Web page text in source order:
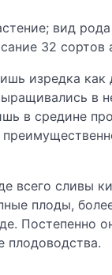
вид
32 сортов
изредка как
в
в средине
всего сливы
плоды,
Постепенно
плодоводства.